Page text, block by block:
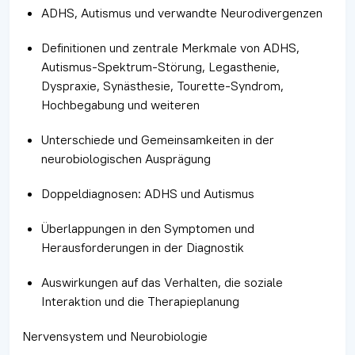
ADHS, Autismus und verwandte Neurodivergenzen
Definitionen und zentrale Merkmale von ADHS,
Autismus-Spektrum-Störung, Legasthenie,
Dyspraxie, Synästhesie, Tourette-Syndrom,
Hochbegabung und weiteren
Unterschiede und Gemeinsamkeiten in der
neurobiologischen Ausprägung
Doppeldiagnosen: ADHS und Autismus
Überlappungen in den Symptomen und
Herausforderungen in der Diagnostik
Auswirkungen auf das Verhalten, die soziale
Interaktion und die Therapieplanung
Nervensystem und Neurobiologie